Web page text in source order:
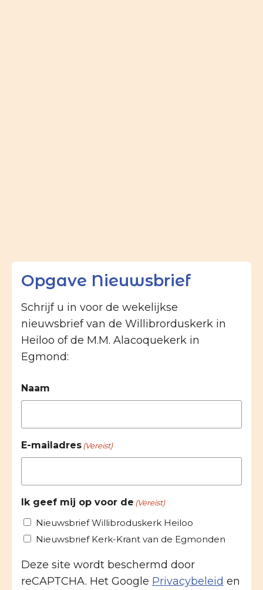
Opgave Nieuwsbrief
Schrijf u in voor de wekelijkse
nieuwsbrief van de Willibrorduskerk in
Heiloo of de M.M. Alacoquekerk in
Egmond:
Naam
E-mailadres (Vereist)
Ik geef mij op voor de (Vereist)
Nieuwsbrief Willibroduskerk Heiloo
Nieuwsbrief Kerk-Krant van de Egmonden
Deze site wordt beschermd door
reCAPTCHA. Het Google Privacybeleid en